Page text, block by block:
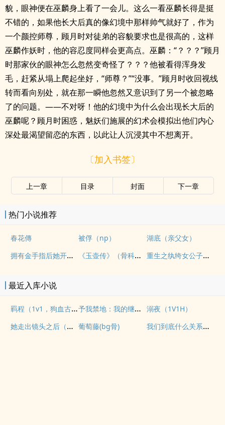
貌，眼神便在巫麟身上看了一会儿。这么一看巫麟长得是挺
不错的，如果他长大后真的像幻境中那样帅气就好了，作为
一个颜控师尊，顾月时对徒弟的容貌要求也是很高的，这样
巫麟作妖时，他的容忍度同样会更高点。巫麟：“？？？”顾月
时那家伙的眼神怎么忽然变奇怪了？？？他被看得浑身发
毛，赶紧从塌上爬起坐好，“师尊？”“没事。”顾月时收回视线
转而看向别处，就在那一瞬他忽然又意识到了另一个被忽略
了的问题。——不对呀！他的幻境中为什么会出现长大后的
巫麟呢？顾月时困惑，魅妖们施展的幻术会模拟出他们内心
深处最渴望留恋的东西，以此让人沉浸其中不想离开。
〔加入书签〕
上一章 目录 封面 下一章
热门小说推荐
春花傳 被俘（np） 湖底（亲父女）
拥有金手指后她开始为所欲为（nph） 《玉壶传》（骨科）（兄妹）（np） 重生之纨绔女公子（NPH）
最近入库小说
羁程（1v1，狗血古早） 予我禁地：我的继子不对劲 溺夜（1V1H）
她走出镜头之后（纯爱 1v1 葡萄藤(bg骨) 我们到底什么关系（姐弟）